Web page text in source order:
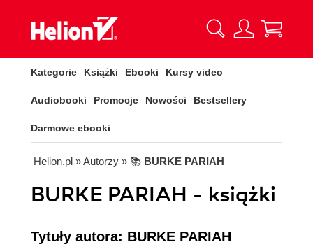
Kategorie Książki Ebooki Kursy video
Audiobooki Promocje Nowości Bestsellery
Darmowe ebooki
Helion.pl » Autorzy » 📚 BURKE PARIAH
BURKE PARIAH - książki
Tytuły autora: BURKE PARIAH